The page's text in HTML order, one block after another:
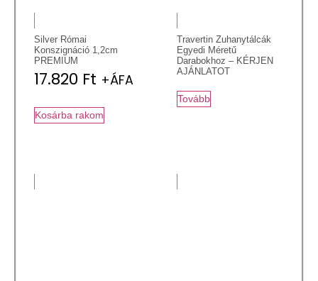
Silver Római
Konszignáció 1,2cm
PREMIUM
17.820 Ft +ÁFA
Kosárba rakom
Travertin Zuhanytálcák
Egyedi Méretű
Darabokhoz – KÉRJEN
AJÁNLATOT
Tovább